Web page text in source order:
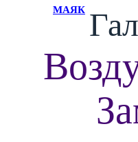
МАЯК